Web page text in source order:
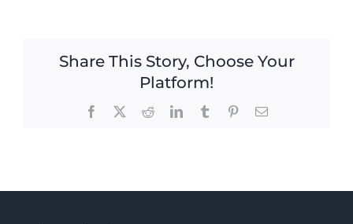
Share This Story, Choose Your
Platform!
Facebook RedditLinkedInTumblr PinterestEmail